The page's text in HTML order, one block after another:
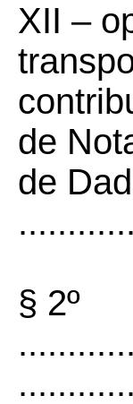
XII –
de
de
§ 2º